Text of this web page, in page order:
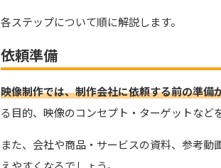
各ステップについて順に解説します。
依頼準備
映像制作では、制作会社に依頼する前の準備
る目的、映像のコンセプト・ターゲットなど
また、会社や商品・サービスの資料、参考